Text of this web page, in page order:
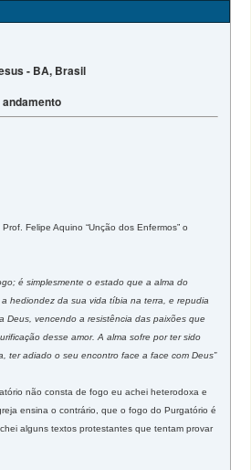
- BA, Brasil
Felipe Aquino “Unção dos Enfermos” o
é simplesmente o estado que a alma do
hediondez da sua vida tíbia na terra, e repudia
Deus, vencendo a resistência das paixões que
desse amor. A alma sofre por ter sido
ter adiado o seu encontro face a face com Deus”
não consta de fogo eu achei heterodoxa e
ensina o contrário, que o fogo do Purgatório é
alguns textos protestantes que tentam provar